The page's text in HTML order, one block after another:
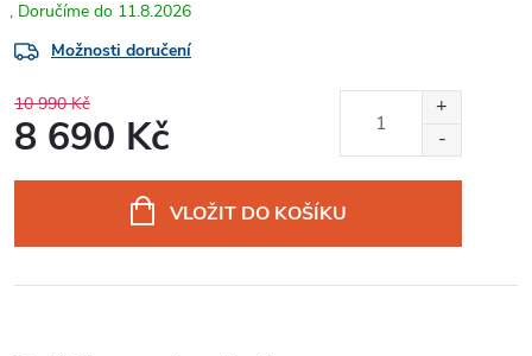
11.8.2026
Možnosti doručení
10 990 Kč
8 690 Kč
VLOŽIT DO KOŠÍKU